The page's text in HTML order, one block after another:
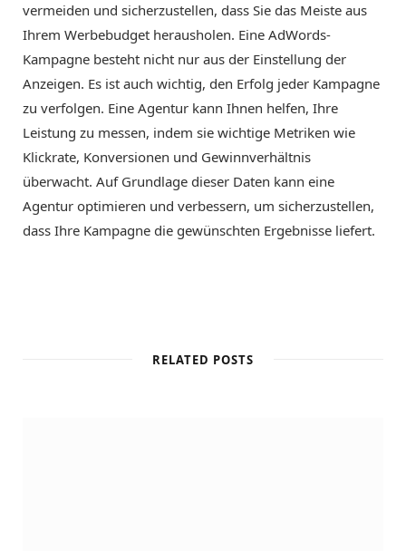
vermeiden und sicherzustellen, dass Sie das Meiste aus
Ihrem Werbebudget herausholen. Eine AdWords-
Kampagne besteht nicht nur aus der Einstellung der
Anzeigen. Es ist auch wichtig, den Erfolg jeder Kampagne
zu verfolgen. Eine Agentur kann Ihnen helfen, Ihre
Leistung zu messen, indem sie wichtige Metriken wie
Klickrate, Konversionen und Gewinnverhältnis
überwacht. Auf Grundlage dieser Daten kann eine
Agentur optimieren und verbessern, um sicherzustellen,
dass Ihre Kampagne die gewünschten Ergebnisse liefert.
RELATED POSTS